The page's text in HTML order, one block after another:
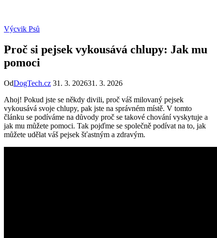
Výcvik Psů
Proč si pejsek vykousává chlupy: Jak mu
pomoci
OdDogTech.cz 31. 3. 202631. 3. 2026
Ahoj! Pokud jste se někdy divili, proč váš milovaný pejsek
vykousává svoje chlupy, pak jste na správném místě. V tomto
článku se podíváme na důvody proč se takové chování vyskytuje a
jak mu můžete pomoci. Tak pojďme se společně podívat na to, jak
můžete udělat váš pejsek šťastným a zdravým.